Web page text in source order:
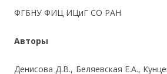
ФГБНУ ФИЦ ИЦиГ СО РАН
Авторы
Денисова Д.В., Беляевская Е.А.,